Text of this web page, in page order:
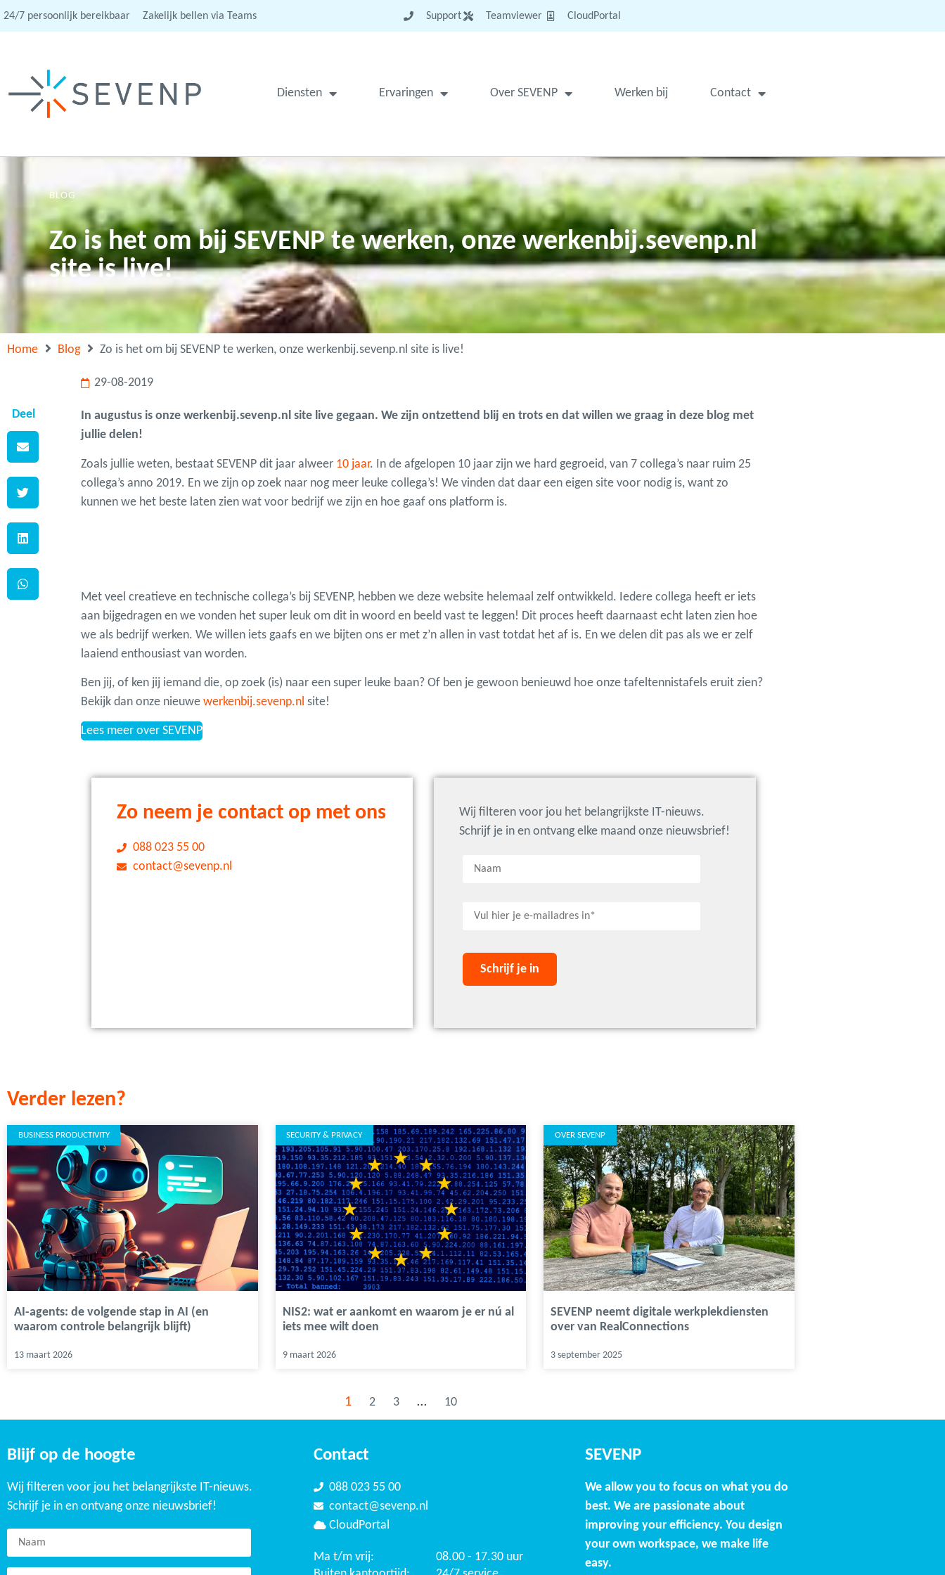
24/7 persoonlijk bereikbaar Zakelijk bellen via Teams Support Teamviewer CloudPortal
Diensten Ervaringen Over SEVENP Werken bij Contact
BLOG
Zo is het om bij SEVENP te werken, onze werkenbij.sevenp.nl
site is live!
Home Blog Zo is het om bij SEVENP te werken, onze werkenbij.sevenp.nl site is live!
Deel
29-08-2019
In augustus is onze werkenbij.sevenp.nl site live gegaan. We zijn ontzettend blij en trots en dat willen we graag in deze blog met
jullie delen!
Zoals jullie weten, bestaat SEVENP dit jaar alweer 10 jaar. In de afgelopen 10 jaar zijn we hard gegroeid, van 7 collega’s naar ruim 25
collega’s anno 2019. En we zijn op zoek naar nog meer leuke collega’s! We vinden dat daar een eigen site voor nodig is, want zo
kunnen we het beste laten zien wat voor bedrijf we zijn en hoe gaaf ons platform is.
Met veel creatieve en technische collega’s bij SEVENP, hebben we deze website helemaal zelf ontwikkeld. Iedere collega heeft er iets
aan bijgedragen en we vonden het super leuk om dit in woord en beeld vast te leggen! Dit proces heeft daarnaast echt laten zien hoe
we als bedrijf werken. We willen iets gaafs en we bijten ons er met z’n allen in vast totdat het af is. En we delen dit pas als we er zelf
laaiend enthousiast van worden.
Ben jij, of ken jij iemand die, op zoek (is) naar een super leuke baan? Of ben je gewoon benieuwd hoe onze tafeltennistafels eruit zien?
Bekijk dan onze nieuwe werkenbij.sevenp.nl site!
Lees meer over SEVENP
Zo neem je contact op met ons
088 023 55 00
contact@sevenp.nl
Wij filteren voor jou het belangrijkste IT-nieuws.
Schrijf je in en ontvang elke maand onze nieuwsbrief!
Verder lezen?
BUSINESS PRODUCTIVITY
AI-agents: de volgende stap in AI (en
waarom controle belangrijk blijft)
13 maart 2026
SECURITY & PRIVACY
NIS2: wat er aankomt en waarom je er nú al
iets mee wilt doen
9 maart 2026
OVER SEVENP
SEVENP neemt digitale werkplekdiensten
over van RealConnections
3 september 2025
1 2 3 … 10
Blijf op de hoogte
Wij filteren voor jou het belangrijkste IT-nieuws.
Schrijf je in en ontvang onze nieuwsbrief!
Contact
088 023 55 00
contact@sevenp.nl
CloudPortal
Ma t/m vrij:
08.00 - 17.30 uur
SEVENP
We allow you to focus on what you do
best. We are passionate about
improving your efficiency. You design
your own workspace, we make life
easy.